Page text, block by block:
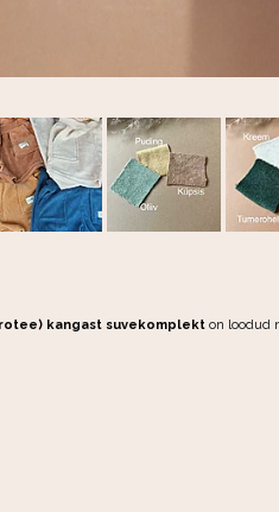
kangast suvekomplekt on loodud